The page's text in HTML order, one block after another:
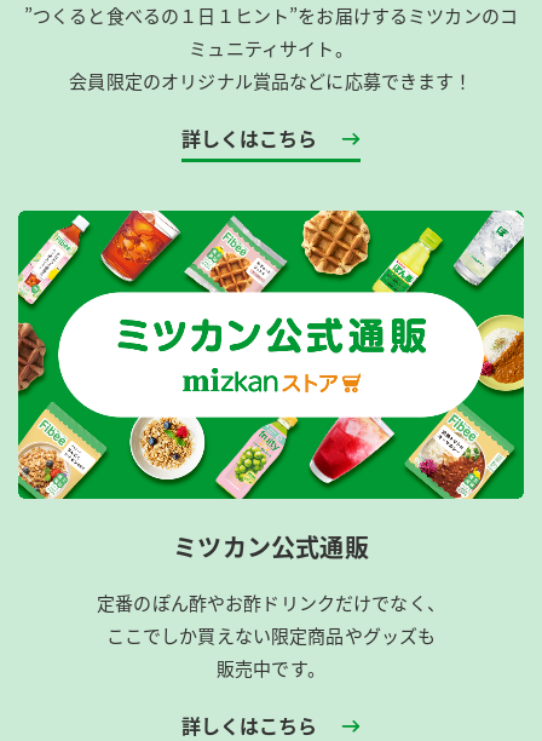
”つくると食べるの１日１ヒント”をお届けするミツカンのコ
ミュニティサイト。
会員限定のオリジナル賞品などに応募できます！
詳しくはこちら
ミツカン公式通販
定番のぽん酢やお酢ドリンクだけでなく、
ここでしか買えない限定商品やグッズも
販売中です。
詳しくはこちら